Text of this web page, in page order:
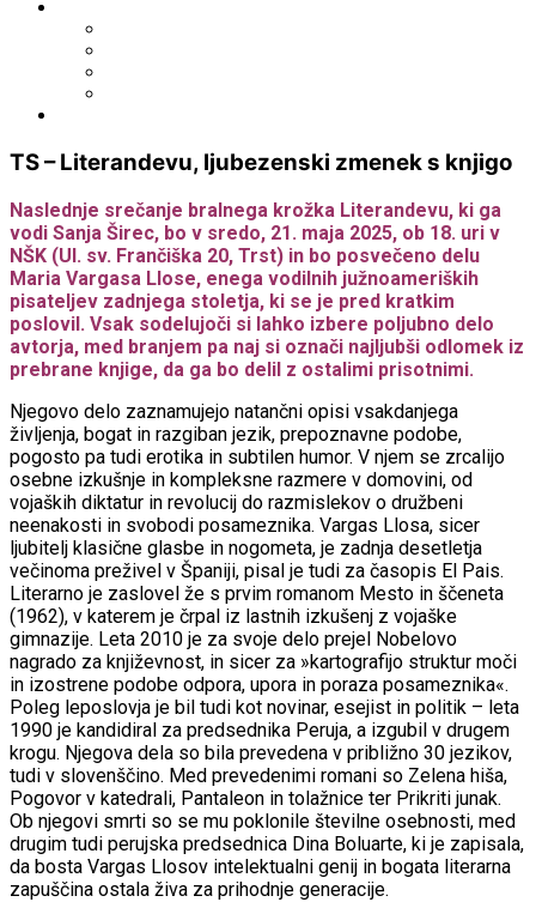
TS – Literandevu, ljubezenski zmenek s knjigo
Naslednje srečanje bralnega krožka Literandevu, ki ga
vodi Sanja Širec, bo v sredo, 21. maja 2025, ob 18. uri v
NŠK (Ul. sv. Frančiška 20, Trst) in bo posvečeno delu
Maria Vargasa Llose, enega vodilnih južnoameriških
pisateljev zadnjega stoletja, ki se je pred kratkim
poslovil. Vsak sodelujoči si lahko izbere poljubno delo
avtorja, med branjem pa naj si označi najljubši odlomek iz
prebrane knjige, da ga bo delil z ostalimi prisotnimi.
Njegovo delo zaznamujejo natančni opisi vsakdanjega
življenja, bogat in razgiban jezik, prepoznavne podobe,
pogosto pa tudi erotika in subtilen humor. V njem se zrcalijo
osebne izkušnje in kompleksne razmere v domovini, od
vojaških diktatur in revolucij do razmislekov o družbeni
neenakosti in svobodi posameznika. Vargas Llosa, sicer
ljubitelj klasične glasbe in nogometa, je zadnja desetletja
večinoma preživel v Španiji, pisal je tudi za časopis El Pais.
Literarno je zaslovel že s prvim romanom Mesto in ščeneta
(1962), v katerem je črpal iz lastnih izkušenj z vojaške
gimnazije. Leta 2010 je za svoje delo prejel Nobelovo
nagrado za književnost, in sicer za »kartografijo struktur moči
in izostrene podobe odpora, upora in poraza posameznika«.
Poleg leposlovja je bil tudi kot novinar, esejist in politik – leta
1990 je kandidiral za predsednika Peruja, a izgubil v drugem
krogu. Njegova dela so bila prevedena v približno 30 jezikov,
tudi v slovenščino. Med prevedenimi romani so Zelena hiša,
Pogovor v katedrali, Pantaleon in tolažnice ter Prikriti junak.
Ob njegovi smrti so se mu poklonile številne osebnosti, med
drugim tudi perujska predsednica Dina Boluarte, ki je zapisala,
da bosta Vargas Llosov intelektualni genij in bogata literarna
zapuščina ostala živa za prihodnje generacije.